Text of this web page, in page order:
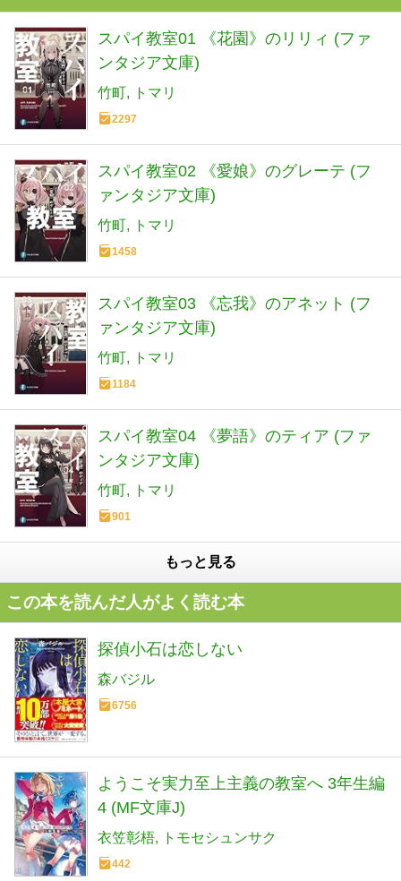
スパイ教室01 《花園》のリリィ (ファ
ンタジア文庫)
竹町 トマリ
2297
スパイ教室02 《愛娘》のグレーテ (フ
ァンタジア文庫)
竹町 トマリ
1458
スパイ教室03 《忘我》のアネット (フ
ァンタジア文庫)
竹町 トマリ
1184
スパイ教室04 《夢語》のティア (ファ
ンタジア文庫)
竹町 トマリ
901
もっと見る
この本を読んだ人がよく読む本
探偵小石は恋しない
森バジル
6756
ようこそ実力至上主義の教室へ 3年生編
4 (MF文庫J)
衣笠彰梧 トモセシュンサク
442